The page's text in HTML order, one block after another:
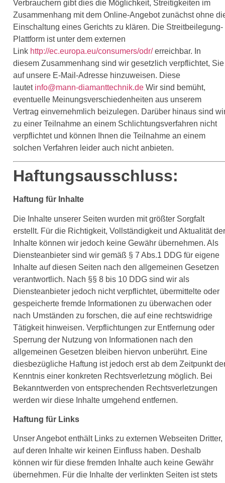
Verbrauchern gibt dies die Möglichkeit, Streitigkeiten im
Zusammenhang mit dem Online-Angebot zunächst ohne
Einschaltung eines Gerichts zu klären. Die Streitbeilegung-
Plattform ist unter dem externen
Link http://ec.europa.eu/consumers/odr/erreichbar. In
diesem Zusammenhang sind wir gesetzlich verpflichtet, Sie
auf unsere E-Mail-Adresse hinzuweisen. Diese
lautet info@mann-diamanttechnik.de Wir sind bemüht,
eventuelle Meinungsverschiedenheiten aus unserem
Vertrag einvernehmlich beizulegen. Darüber hinaus sind
zu einer Teilnahme an einem Schlichtungsverfahren nicht
verpflichtet und können Ihnen die Teilnahme an einem
solchen Verfahren leider auch nicht anbieten.
Haftungsausschluss:
Haftung für Inhalte
Die Inhalte unserer Seiten wurden mit größter Sorgfalt
erstellt. Für die Richtigkeit, Vollständigkeit und Aktualität der
Inhalte können wir jedoch keine Gewähr übernehmen. Als
Diensteanbieter sind wir gemäß § 7 Abs.1 DDG für eigene
Inhalte auf diesen Seiten nach den allgemeinen Gesetzen
verantwortlich. Nach §§ 8 bis 10 DDG sind wir als
Diensteanbieter jedoch nicht verpflichtet, übermittelte oder
gespeicherte fremde Informationen zu überwachen oder
nach Umständen zu forschen, die auf eine rechtswidrige
Tätigkeit hinweisen. Verpflichtungen zur Entfernung oder
Sperrung der Nutzung von Informationen nach den
allgemeinen Gesetzen bleiben hiervon unberührt. Eine
diesbezügliche Haftung ist jedoch erst ab dem Zeitpunkt
Kenntnis einer konkreten Rechtsverletzung möglich. Bei
Bekanntwerden von entsprechenden Rechtsverletzungen
werden wir diese Inhalte umgehend entfernen.
Haftung für Links
Unser Angebot enthält Links zu externen Webseiten Dritter,
auf deren Inhalte wir keinen Einfluss haben. Deshalb
können wir für diese fremden Inhalte auch keine Gewähr
übernehmen. Für die Inhalte der verlinkten Seiten ist stets